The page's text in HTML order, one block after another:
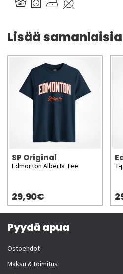
Lisää
SP Original
Edmonton Alberta Tee
29,90€
T-
Pyydä apua
Ostoehdot
Maksu & toimitus